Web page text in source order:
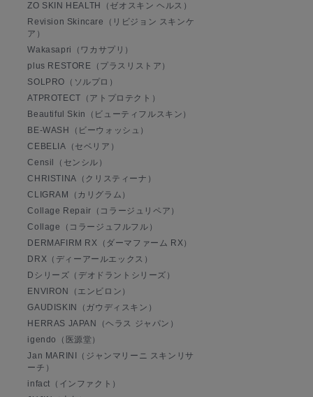
ZO SKIN HEALTH（ゼオスキン ヘルス）
Revision Skincare（リビジョン スキンケ
ア）
Wakasapri（ワカサプリ）
plus RESTORE（プラスリストア）
SOLPRO（ソルプロ）
ATPROTECT（アトプロテクト）
Beautiful Skin（ビューティフルスキン）
BE-WASH（ビーウォッシュ）
CEBELIA（セベリア）
Censil（センシル）
CHRISTINA（クリスティーナ）
CLIGRAM（カリグラム）
Collage Repair（コラージュリペア）
Collage（コラージュフルフル）
DERMAFIRM RX（ダーマファーム RX）
DRX（ディーアールエックス）
Dシリーズ（デオドラントシリーズ）
ENVIRON（エンビロン）
GAUDISKIN（ガウディスキン）
HERRAS JAPAN（ヘラス ジャパン）
igendo（医源堂）
Jan MARINI（ジャンマリーニ スキンリサ
ーチ）
infact（インファクト）